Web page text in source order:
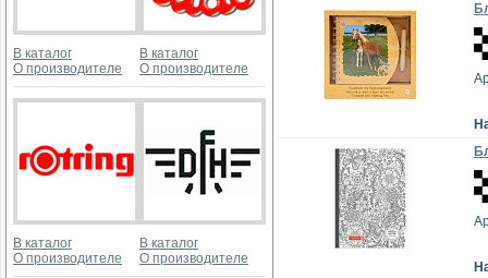
В каталог
О производителе
В каталог
О производителе
В каталог
О производителе
В каталог
О производителе